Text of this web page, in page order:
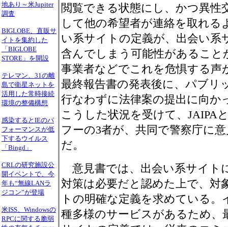
地あり～米Jupiter
調査
BIGLOBE、直販サ
イトを集約した
「BIGLOBE
STORE」を開設
テレマン、31の離
島で衛星ネットを
活用した常時接続
環境の整備構想
感染するとIEのパ
フォーマンスが低
下するウイルス
「Bingd」
CRLの研究施設公
開イベントで、今
年も“無線LANラ
ジコン”が登場
米ISS、Windowsの
RPCに関する脆弱
閲覧できる状態にし、かつ異性
して他の希望者が連絡を取れる
い系サイトの定義が、出会い系
含んでしまう可能性があるこ
事業者などでこれを危惧する声
最終報告書の発表後に、パブリ
行なわずに法律案の提出に向か
こうした状況を受けて、JAIPA
フーの3者が、共同で警察庁に
だ。
意見書では、出会い系サイト
対策は必要だと認めた上で、対
トの明確な定義を求めている
種多様のサービスがあるため、